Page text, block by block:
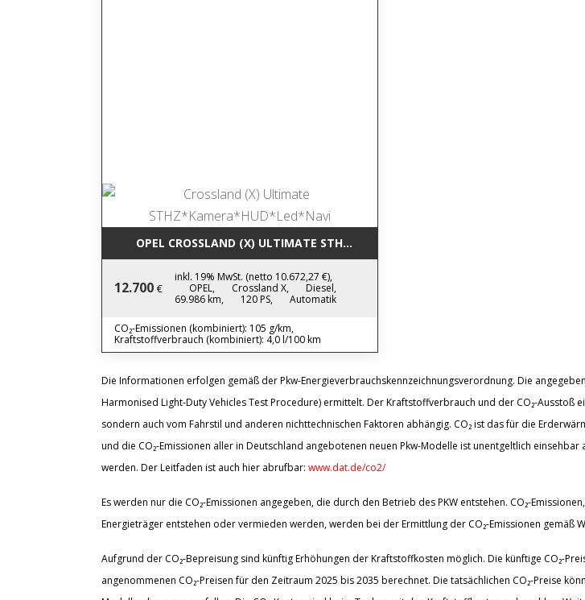
OPEL CROSSLAND (X) ULTIMATE STHZ*KAMERA*HUD*LED*NAVI
12.700 €
inkl. 19% MwSt. (netto 10.672,27 €),
OPEL,
Crossland X,
Diesel,
69.986 km,
120 PS, Automatik
CO₂-Emissionen (kombiniert): 105 g/km,
Kraftstoffverbrauch (kombiniert): 4,0 l/100 km
Die Informationen erfolgen gemäß der Pkw-Energieverbrauchskennzeichnungsverordnung. Die
Harmonised Light-Duty Vehicles Test Procedure) ermittelt. Der Kraftstoffverbrauch und der CO₂-
sondern auch vom Fahrstil und anderen nichttechnischen Faktoren abhängig. CO₂ ist das für die
und die CO₂-Emissionen aller in Deutschland angebotenen neuen Pkw-Modelle ist unentgeltlich
werden. Der Leitfaden ist auch hier abrufbar: www.dat.de/co2/
Es werden nur die CO₂-Emissionen angegeben, die durch den Betrieb des PKW entstehen. CO₂-
Energieträger entstehen oder vermieden werden, werden bei der Ermittlung der CO₂-Emissionen gemäß
Aufgrund der CO₂-Bepreisung sind künftig Erhöhungen der Kraftstoffkosten möglich. Die künftige CO₂-
angenommenen CO₂-Preisen für den Zeitraum 2025 bis 2035 berechnet. Die tatsächlichen CO₂-Preise